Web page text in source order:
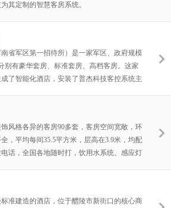
其定制的智慧客房系统。
省军区第一招待所）是一家军区、政府规模
别有豪华套房、标准套房、高档客房。这家
了智能化酒店，安装了普杰科技客控系统主
风格各异的客房90多套，客房空间宽敞，环
，平均每间35.5平方米，层高在3.9米，均配
话，全国各地随时打，饮用水系统、感应灯
决方案，CAN-BUS总线系统联网方式，为
准建造的酒店，位于醴陵市新街口的核心商